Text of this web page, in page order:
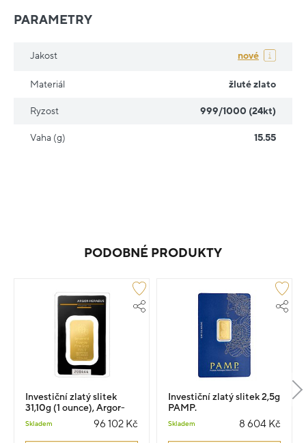
PARAMETRY
Jakost nové
Materiál žluté zlato
Ryzost 999/1000 (24kt)
Vaha (g) 15.55
PODOBNÉ PRODUKTY
Investiční zlatý slitek
31,10g (1 ounce), Argor-
Skladem 96 102 Kč
Investiční zlatý slitek 2,5g
PAMP.
Skladem 8 604 Kč